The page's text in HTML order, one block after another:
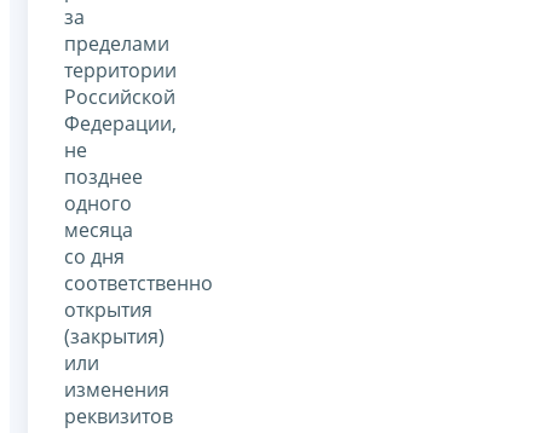
за
пределами
территории
Российской
Федерации,
не
позднее
одного
месяца
со дня
соответственно
открытия
(закрытия)
или
изменения
реквизитов